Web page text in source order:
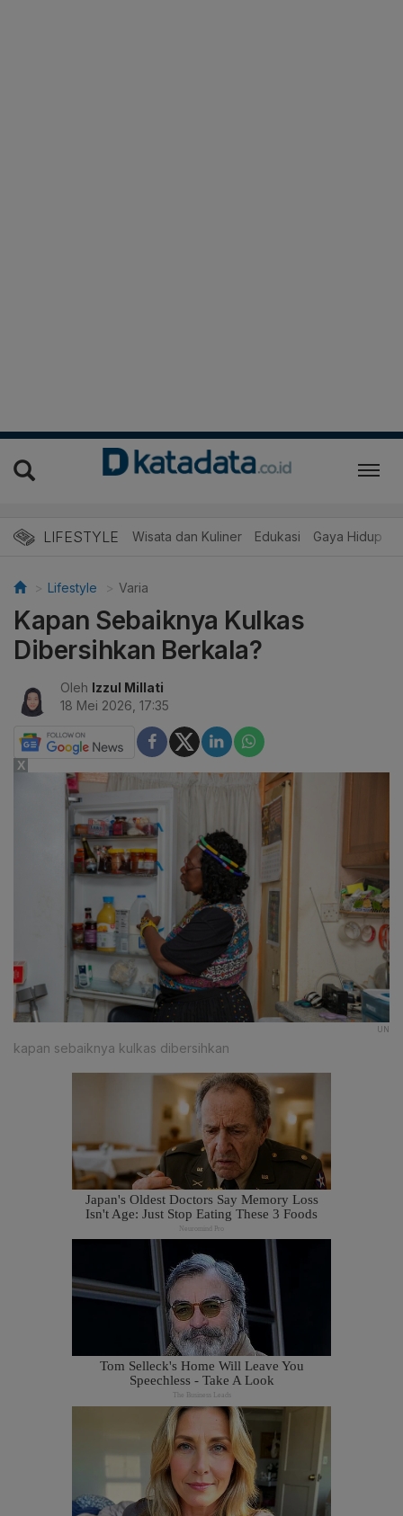
LIFESTYLE Wisata dan Kuliner Edukasi Gaya Hidup
Lifestyle Varia
Kapan Sebaiknya Kulkas
Dibersihkan Berkala?
Oleh Izzul Millati
18 Mei 2026, 17:35
UN
kapan sebaiknya kulkas dibersihkan
X